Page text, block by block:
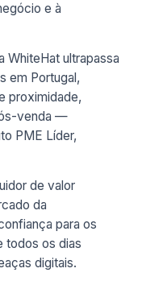
e à
WhiteHat ultrapassa
em Portugal,
proximidade,
venda —
PME Líder,
de valor
da
para os
todos os dias
digitais.